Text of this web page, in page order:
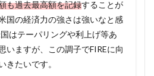
も過去最高額を記録することが
国の経済力の強さは強いなと感
はテーパリングや利上げ等あ
いますが、この調子でFIREに向
きたいです。